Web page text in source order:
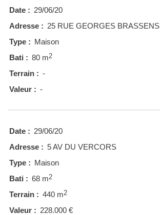
Date : 29/06/20
Adresse : 25 RUE GEORGES BRASSENS
Type : Maison
Bati : 80 m2
Terrain : -
Valeur : -
Date : 29/06/20
Adresse : 5 AV DU VERCORS
Type : Maison
Bati : 68 m2
Terrain : 440 m2
Valeur : 228.000 €